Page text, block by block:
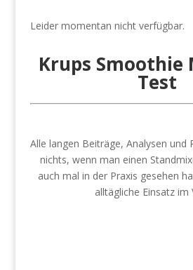
Leider momentan nicht verfügbar.
Krups Smoothie
Test
Alle langen Beiträge, Analysen und
nichts, wenn man einen
auch mal in der Praxis gesehen
alltägliche Einsatz im